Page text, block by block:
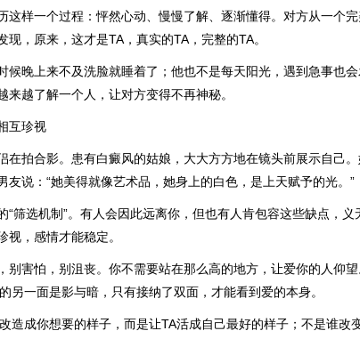
这样一个过程：怦然心动、慢慢了解、逐渐懂得。对方从一个
，原来，这才是TA，真实的TA，完整的TA。
候晚上来不及洗脸就睡着了；他也不是每天阳光，遇到急事也会
来越了解一个人，让对方变得不再神秘。
互珍视
在拍合影。患有白癜风的姑娘，大大方方地在镜头前展示自己。
友说：“她美得就像艺术品，她身上的白色，是上天赋予的光。”
“筛选机制”。有人会因此远离你，但也有人肯包容这些缺点，义
视，感情才能稳定。
别害怕，别沮丧。你不需要站在那么高的地方，让爱你的人仰望
另一面是影与暗，只有接纳了双面，才能看到爱的本身。
造成你想要的样子，而是让TA活成自己最好的样子；不是谁改